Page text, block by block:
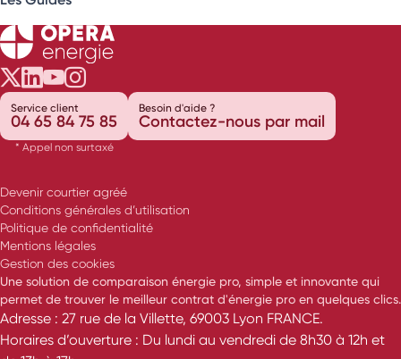
Opéra Énergie sur Twitter
Opéra Énergie sur LinkedIn
Opéra Énergie sur Youtube
Opéra Énergie sur Instagram
Service client
04 65 84 75 85
* Appel non surtaxé
Besoin d'aide ?
Contactez-nous par mail
Devenir courtier agréé
Conditions générales d’utilisation
Politique de confidentialité
Mentions légales
Gestion des cookies
Une solution de comparaison énergie pro, simple et innovante qui
permet de trouver le meilleur contrat d'énergie pro en quelques clics.
Adresse : 27 rue de la Villette, 69003 Lyon FRANCE.
Horaires d’ouverture : Du lundi au vendredi de 8h30 à 12h et